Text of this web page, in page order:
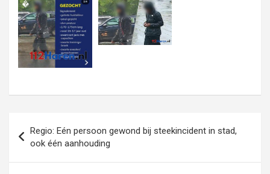
navigatie
Regio: Eén persoon gewond bij steekincident in stad,
ook één aanhouding